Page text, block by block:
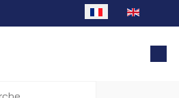
Sélectionnez votre